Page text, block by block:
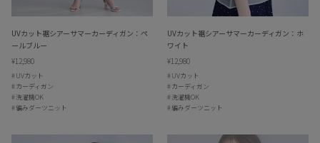
UVカット裾シアーサマーカーディガン：ペ
ールブルー
¥12,980
UVカット
カーディガン
洗濯機OK
編みダーツニット
UVカット裾シアーサマーカーディガン：ホ
ワイト
¥12,980
UVカット
カーディガン
洗濯機OK
編みダーツニット